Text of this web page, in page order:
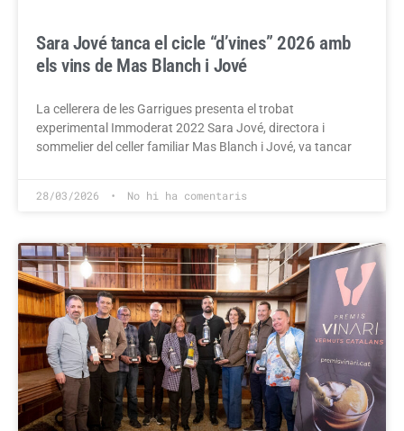
Sara Jové tanca el cicle “d’vines” 2026 amb
els vins de Mas Blanch i Jové
La cellerera de les Garrigues presenta el trobat
experimental Immoderat 2022 Sara Jové, directora i
sommelier del celler familiar Mas Blanch i Jové, va tancar
28/03/2026 No hi ha comentaris